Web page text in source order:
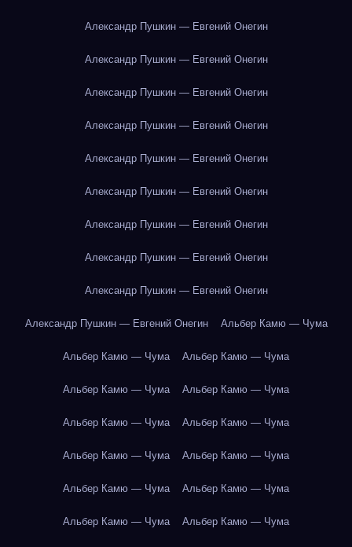
Александр Пушкин — Евгений Онегин
Александр Пушкин — Евгений Онегин
Александр Пушкин — Евгений Онегин
Александр Пушкин — Евгений Онегин
Александр Пушкин — Евгений Онегин
Александр Пушкин — Евгений Онегин
Александр Пушкин — Евгений Онегин
Александр Пушкин — Евгений Онегин
Александр Пушкин — Евгений Онегин
Александр Пушкин — Евгений Онегин Альбер Камю — Чума
Альбер Камю — Чума Альбер Камю — Чума
Альбер Камю — Чума Альбер Камю — Чума
Альбер Камю — Чума Альбер Камю — Чума
Альбер Камю — Чума Альбер Камю — Чума
Альбер Камю — Чума Альбер Камю — Чума
Альбер Камю — Чума Альбер Камю — Чума